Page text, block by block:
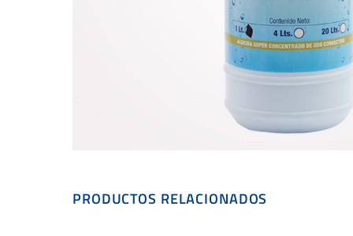
PRODUCTOS RELACIONADOS